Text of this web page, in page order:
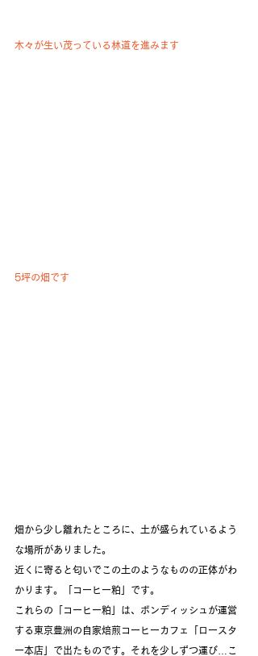
木々が生い茂っている林道を進みます
5坪の畑です
畑から少し離れたところに、土が盛られているよう
な場所がありました。
近くに寄ると匂いでこの土のようなものの正体がわ
かります。「コーヒー粕」です。
これらの「コーヒー粕」は、ボンディッシュが運営
する東京豊洲の自家焙煎コーヒーカフェ「ロースタ
ー本店」で出たものです。それを少しずつ運び…こ